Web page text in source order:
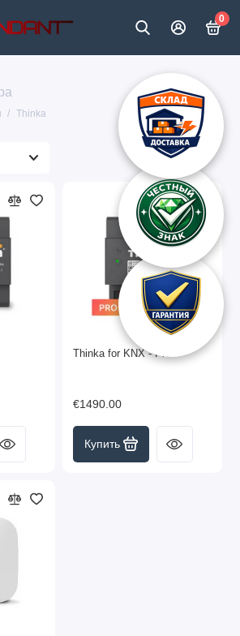
0
Thinka
Thinka for KNX - Pro
€1490.00
Купить